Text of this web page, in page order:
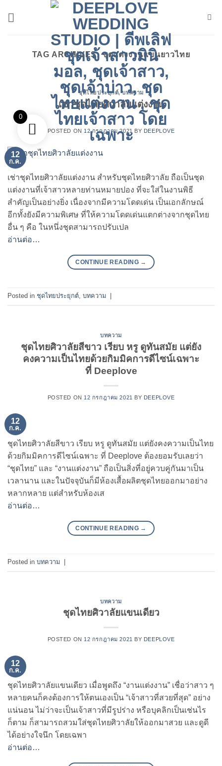
TAG ARCHIVES:ชุดแต่งงานแขนยาวไทย
ชุดไทยประยุกต์,บทความ
เช่าชุดไทยศิวาลัยแต่งงาน
POSTED ON 12 กรกฎาคม 2021 BY DEEPLOVE
12
ก.ค.
เช่าชุดไทยศิวาลัยแต่งงาน สำหรับชุดไทยศิวาลัย ถือเป็นชุด
แต่งงานที่เจ้าสาวหลายท่านหมายปอง ที่จะใส่ในงานพิธี
สำคัญเป็นอย่างยิ่ง เนื่องจากมีความโดดเด่น เป็นเอกลักษณ์
อีกทั้งยังมีความพิเศษ ที่ให้ความโดดเด่นแตกต่างจากชุดไทย
อื่น ๆ คือ ในหนึ่งชุดสามารถปรับเปล
อ่านต่อ…
CONTINUE READING →
Posted in ชุดไทยประยุกต์, บทความ
บทความ
ชุดไทยศิวาลัยสีขาว เรียบ หรู ดูทันสมัย แต่ยัง
คงความเป็นไทยด้วยกิมมิคการดีไซน์เฉพาะ
ที่ Deeplove
POSTED ON 12 กรกฎาคม 2021 BY DEEPLOVE
12
ก.ค.
ชุดไทยศิวาลัยสีขาว เรียบ หรู ดูทันสมัย แต่ยังคงความเป็นไทย
ด้วยกิมมิคการดีไซน์เฉพาะ ที่ Deeplove ต้องยอมรับเลยว่า
“ชุดไทย” และ “งานแต่งงาน” ถือเป็นสิ่งที่อยู่ควบคู่กันมาเป็น
เวลานาน และในปัจจุบันก็มีห้องเสื้อผลิตชุดไทยออกมาอย่าง
หลากหลาย แต่สำหรับห้องเส
อ่านต่อ…
CONTINUE READING →
Posted in บทความ
บทความ
ชุดไทยศิวาลัยแขนเดียว
POSTED ON 12 กรกฎาคม 2021 BY DEEPLOVE
12
ก.ค.
ชุดไทยศิวาลัยแขนเดียว เมื่อพูดถึง “งานแต่งงาน” เชื่อว่าสาว ๆ
หลายคนก็คงต้องการให้ตนเองเป็น “เจ้าสาวที่สวยที่สุด” อย่าง
แน่นอน ไม่ว่าจะเป็นเจ้าสาวที่มีรูปร่าง หรือบุคลิกเป็นเช่นไร
ก็ตาม ก็สามารถสวมใส่ชุดไทยศิวาลัยให้ออกมาสวย และดูดี
ได้อย่างใจนึก โดยเฉพา
อ่านต่อ…
0